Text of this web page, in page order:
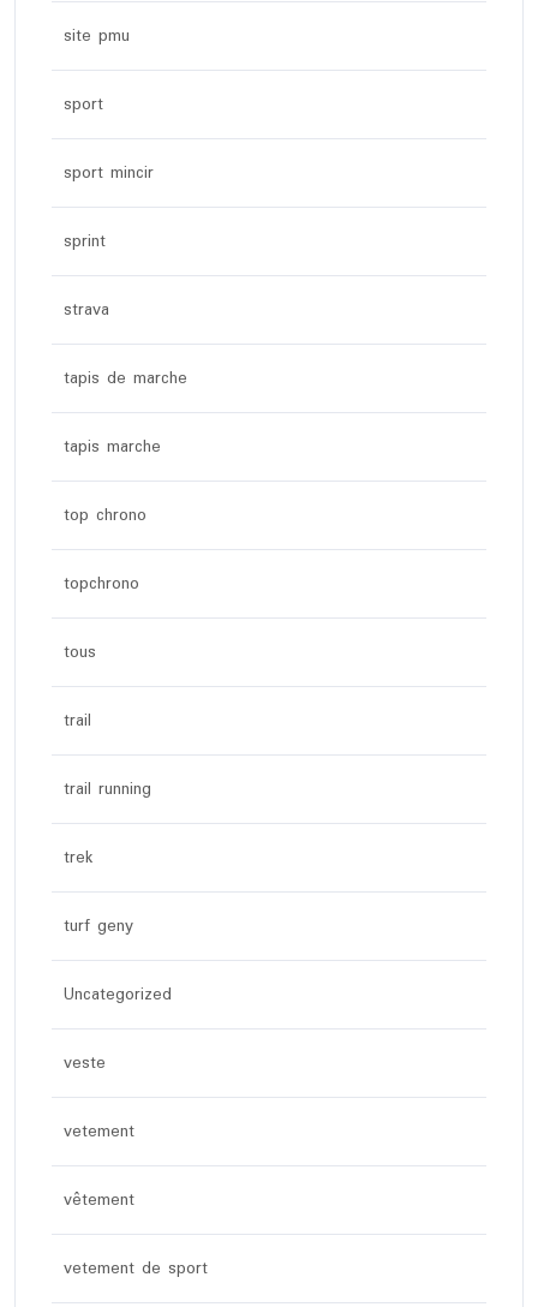
site pmu
sport
sport mincir
sprint
strava
tapis de marche
tapis marche
top chrono
topchrono
tous
trail
trail running
trek
turf geny
Uncategorized
veste
vetement
vêtement
vetement de sport